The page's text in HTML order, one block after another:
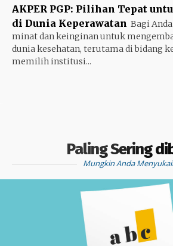
AKPER PGP: Pilihan Tepat
di Dunia Keperawatan Bagi
minat dan keinginan untuk
dunia kesehatan, terutama di bidang
memilih institusi...
Paling Sering
Mungkin Anda